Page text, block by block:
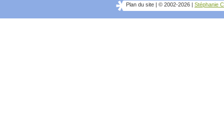
Plan du site © 2002-2026 Stéphanie C